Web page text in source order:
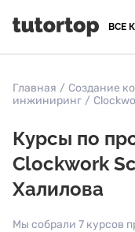
ВСЕ
Главная / Создание
инжиниринг /
Курсы по
Clockwork
Халилова
Мы собрали 7 курсов